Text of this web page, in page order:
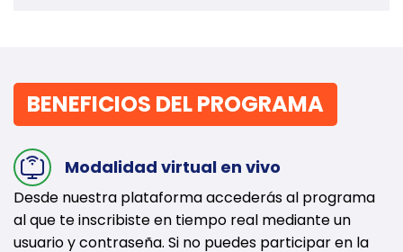
BENEFICIOS DEL PROGRAMA
Modalidad virtual en vivo
Desde nuestra plataforma accederás al programa
al que te inscribiste en tiempo real mediante un
usuario y contraseña. Si no puedes participar en la